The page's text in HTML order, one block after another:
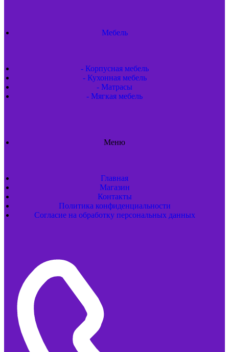
Мебель
- Корпусная мебель
- Кухонная мебель
- Матрасы
- Мягкая мебель
Меню
Главная
Магазин
Контакты
Политика конфиденциальности
Согласие на обработку персональных данных